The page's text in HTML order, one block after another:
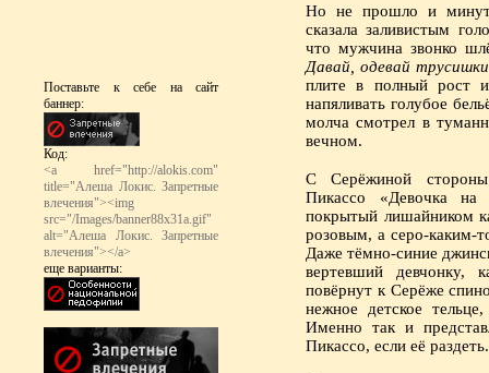
Поставьте к себе на сайт
баннер:
Код:
<a href="http://alokis.com"
title="Алеша Локис. Запретные
влечения"><img
src="/Images/banner88x31a.gif"
alt="Алеша Локис. Запретные
влечения"></a>
еще варианты:
Но не прошло и
сказала заливистым
что мужчина звонко
Давай, одевай
плите в полный рост
напяливать голубое
молча смотрел в
вечном.
С Серёжиной стороны
Пикассо «Девочка
покрытый лишайником
розовым, а серо-каким-
Даже тёмно-синие
вертевший
повёрнут к Серёже
нежное детское
Именно так и
Пикассо, если её раздеть.